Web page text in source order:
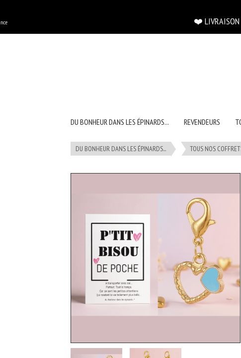
❤️ LIVRAISON
DU BONHEUR DANS LES ÉPINARDS... REVENDEURS
DU BONHEUR DANS LES ÉPINARDS... TOUS NOS